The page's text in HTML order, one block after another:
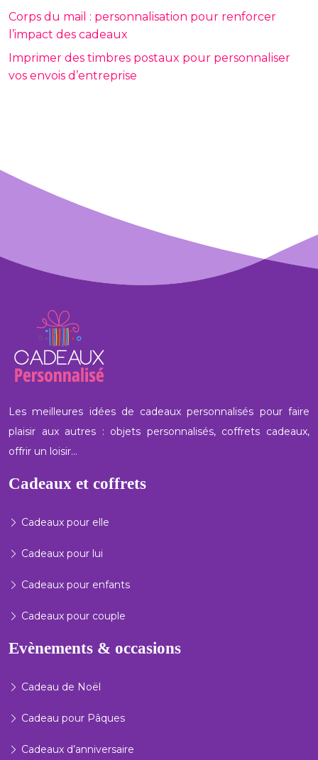
Corps du mail : personnalisation pour renforcer
l’impact des cadeaux
Imprimer des timbres postaux pour personnaliser
vos envois d’entreprise
Les meilleures idées de cadeaux personnalisés pour faire
plaisir aux autres : objets personnalisés, coffrets cadeaux,
offrir un loisir…
Cadeaux et coffrets
Cadeaux pour elle
Cadeaux pour lui
Cadeaux pour enfants
Cadeaux pour couple
Evènements & occasions
Cadeau de Noël
Cadeau pour Pâques
Cadeaux d’anniversaire